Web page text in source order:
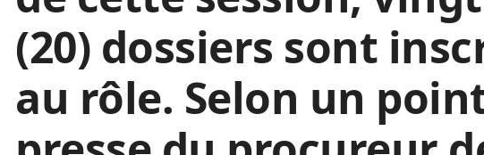
(20) dossiers sont
au rôle. Selon un